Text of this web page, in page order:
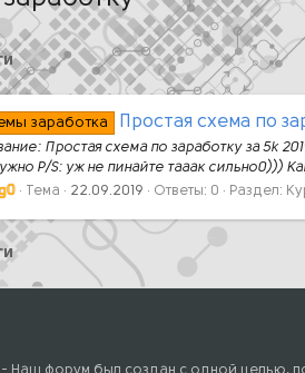
заработка Простая схема по
Простая схема по заработку за 5k
P/S: уж не пинайте тааак сильно0)))
Тема 22.09.2019 Ответы: 0 Раздел: